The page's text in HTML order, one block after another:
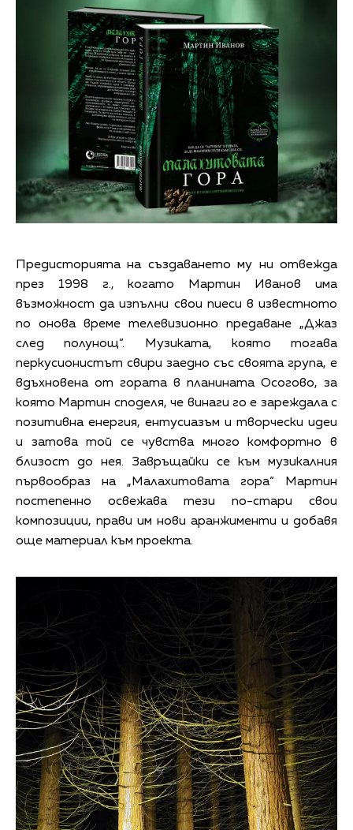
Предисторията на създаването му ни отвежда
през 1998 г., когато Мартин Иванов има
възможност да изпълни свои пиеси в известното
по онова време телевизионно предаване „Джаз
след полунощ“. Музиката, която тогава
перкусионистът свири заедно със своята група, е
вдъхновена от гората в планината Осогово, за
която Мартин споделя, че винаги го е зареждала с
позитивна енергия, ентусиазъм и творчески идеи
и затова той се чувства много комфортно в
близост до нея. Завръщайки се към музикалния
първообраз на „Малахитовата гора“ Мартин
постепенно освежава тези по-стари свои
композиции, прави им нови аранжименти и добавя
още материал към проекта.